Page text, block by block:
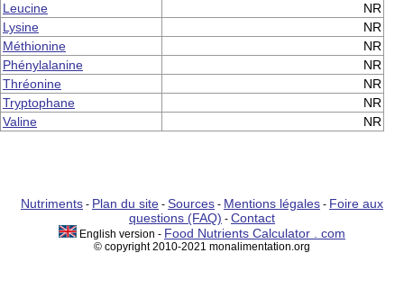
Leucine
NR
Lysine
NR
Méthionine
NR
Phénylalanine
NR
Thréonine
NR
Tryptophane
NR
Valine
NR
Nutriments - Plan du site - Sources - Mentions légales - Foire aux
questions (FAQ) - Contact
English version - Food Nutrients Calculator . com
© copyright 2010-2021 monalimentation.org